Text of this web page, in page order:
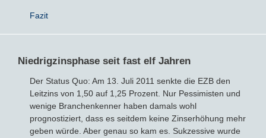
Fazit
Niedrigzinsphase seit fast elf Jahren
Der Status Quo: Am 13. Juli 2011 senkte die EZB den
Leitzins von 1,50 auf 1,25 Prozent. Nur Pessimisten und
wenige Branchenkenner haben damals wohl
prognostiziert, dass es seitdem keine Zinserhöhung mehr
geben würde. Aber genau so kam es. Sukzessive wurde